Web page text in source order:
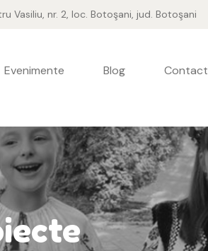
Vasiliu, nr. 2, loc. Botoşani, jud. Botoşani
Evenimente Blog Contact